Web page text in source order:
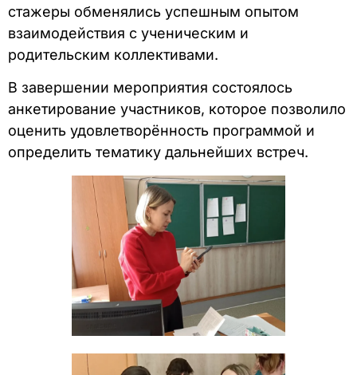
стажеры обменялись успешным опытом
взаимодействия с ученическим и
родительским коллективами.
В завершении мероприятия состоялось
анкетирование участников, которое позволило
оценить удовлетворённость программой и
определить тематику дальнейших встреч.